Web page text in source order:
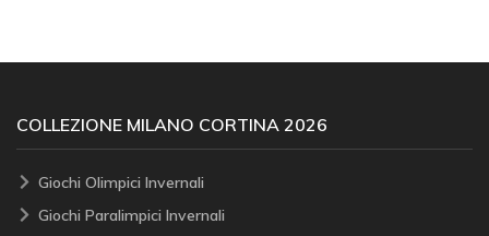
COLLEZIONE MILANO CORTINA 2026
Giochi Olimpici Invernali
Giochi Paralimpici Invernali